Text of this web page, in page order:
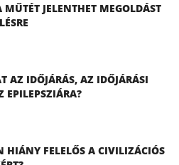
JELENTHET MEGOLDÁST
AZ IDŐJÁRÁS, AZ IDŐJÁRÁSI
EPILEPSZIÁRA?
HIÁNY FELELŐS A CIVILIZÁCIÓS